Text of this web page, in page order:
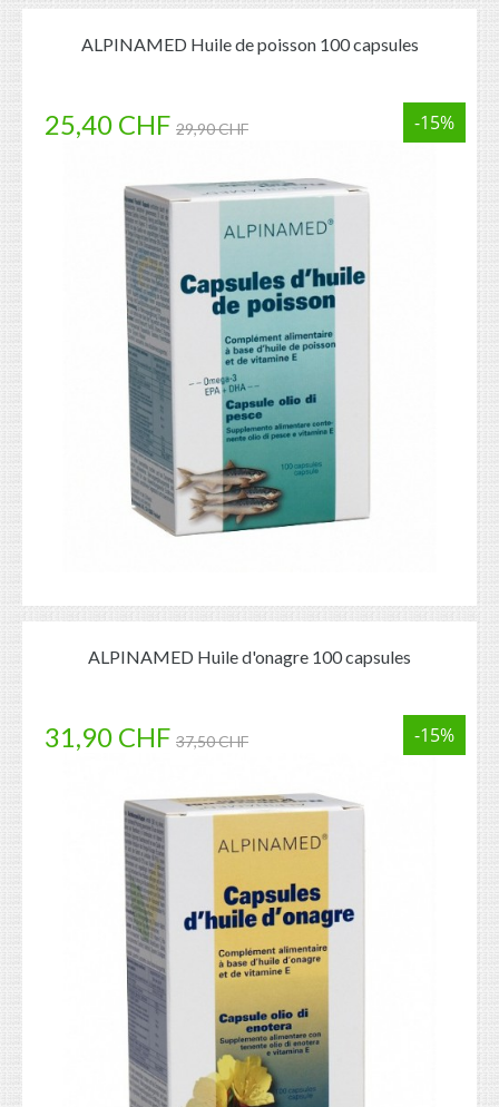
ALPINAMED Huile de poisson 100 capsules
25,40 CHF 29,90 CHF -15%
ALPINAMED Huile d'onagre 100 capsules
31,90 CHF 37,50 CHF -15%